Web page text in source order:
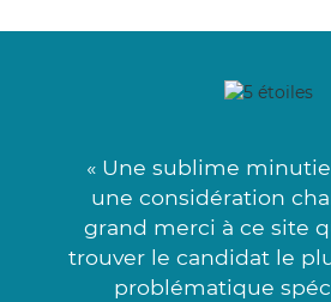
« Une sublime
une considération
grand merci à ce site
trouver le candidat le
problématique